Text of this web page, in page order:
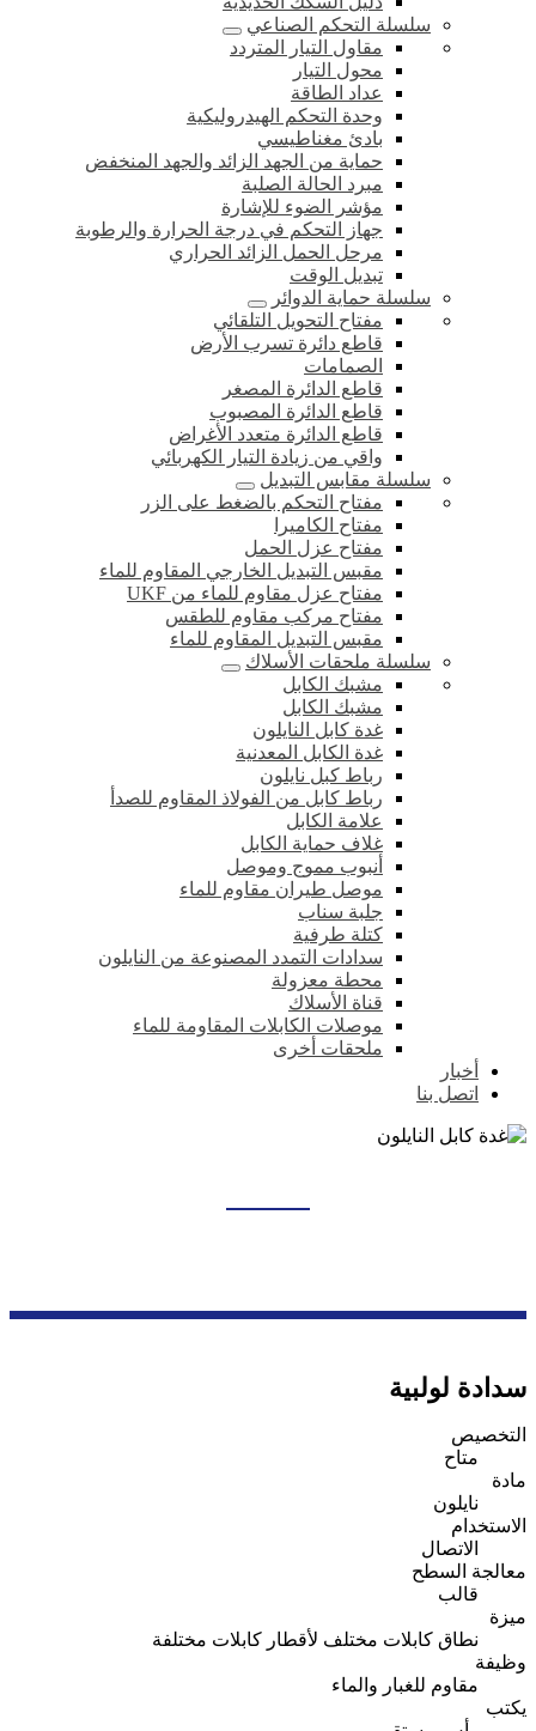
سلسلة التحكم الصناعي
مقاول التيار المتردد
محول التيار
عداد الطاقة
وحدة التحكم الهيدروليكية
بادئ مغناطيسي
حماية من الجهد الزائد والجهد المنخفض
مبرد الحالة الصلبة
مؤشر الضوء للإشارة
جهاز التحكم في درجة الحرارة والرطوبة
مرحل الحمل الزائد الحراري
تبديل الوقت
سلسلة حماية الدوائر
مفتاح التحويل التلقائي
قاطع دائرة تسرب الأرض
الصمامات
قاطع الدائرة المصغر
قاطع الدائرة المصبوب
قاطع الدائرة متعدد الأغراض
واقي من زيادة التيار الكهربائي
سلسلة مقابس التبديل
مفتاح التحكم بالضغط على الزر
مفتاح الكاميرا
مفتاح عزل الحمل
مقبس التبديل الخارجي المقاوم للماء
مفتاح عزل مقاوم للماء من UKF
مفتاح مركب مقاوم للطقس
مقبس التبديل المقاوم للماء
سلسلة ملحقات الأسلاك
مشبك الكابل
مشبك الكابل
غدة كابل النايلون
غدة الكابل المعدنية
رباط كبل نايلون
رباط كابل من الفولاذ المقاوم للصدأ
علامة الكابل
غلاف حماية الكابل
أنبوب مموج وموصل
موصل طيران مقاوم للماء
جلبة سناب
كتلة طرفية
سدادات التمدد المصنوعة من النايلون
محطة معزولة
قناة الأسلاك
موصلات الكابلات المقاومة للماء
ملحقات أخرى
أخبار
اتصل بنا
سدادة لولبية
التخصيص
متاح
مادة
نايلون
الاستخدام
الاتصال
معالجة السطح
قالب
ميزة
نطاق كابلات مختلف لأقطار كابلات مختلفة
وظيفة
مقاوم للغبار والماء
يكتب